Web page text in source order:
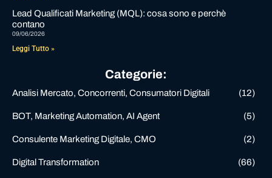
Lead Qualificati Marketing (MQL): cosa sono e perchè
contano
09/06/2026
Leggi Tutto »
Categorie:
Analisi Mercato, Concorrenti, Consumatori Digitali (12)
BOT, Marketing Automation, AI Agent (5)
Consulente Marketing Digitale, CMO (2)
Digital Transformation (66)